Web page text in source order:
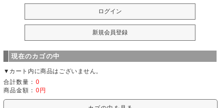
現在のカゴの中
▼カート内に商品はございません。
合計数量： 0
商品金額： 0円